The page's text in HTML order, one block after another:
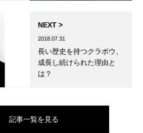
NEXT >
2018.07.31
長い歴史を持つクラボウ、
成長し続けられた理由と
は？
記事一覧を見る